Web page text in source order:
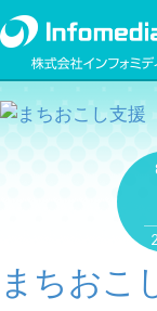
まちおこ